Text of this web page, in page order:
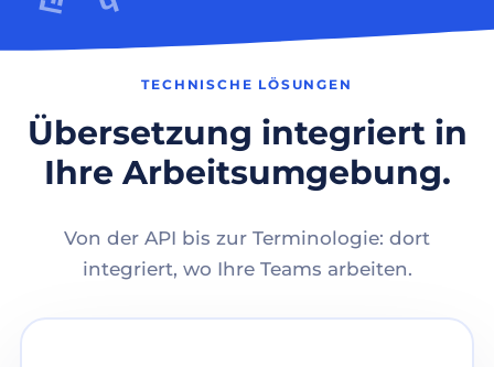
TECHNISCHE LÖSUNGEN
Übersetzung integriert in
Ihre Arbeitsumgebung.
Von der API bis zur Terminologie: dort
integriert, wo Ihre Teams arbeiten.